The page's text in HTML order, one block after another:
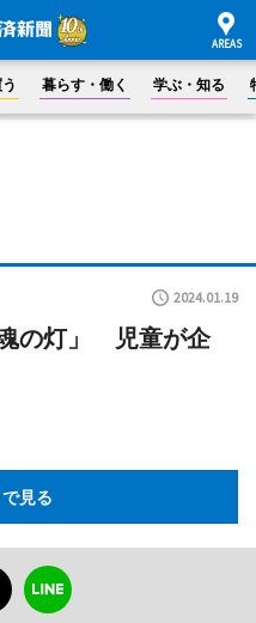
暮らす・働く 学ぶ・知る
2024.01.19
の灯」 児童が企
見る